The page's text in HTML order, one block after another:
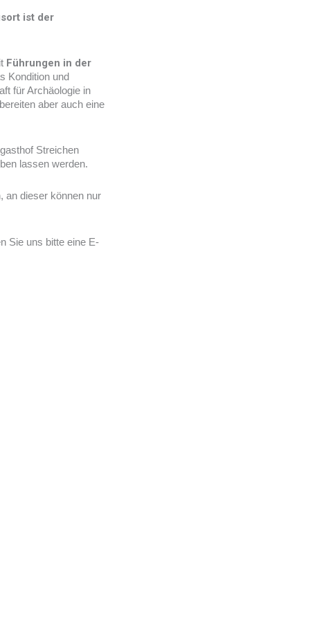
ist der
Führungen in der
Kondition und
für Archäologie in
aber auch eine
Streichen
lassen werden.
an dieser können nur
Sie uns bitte eine E-